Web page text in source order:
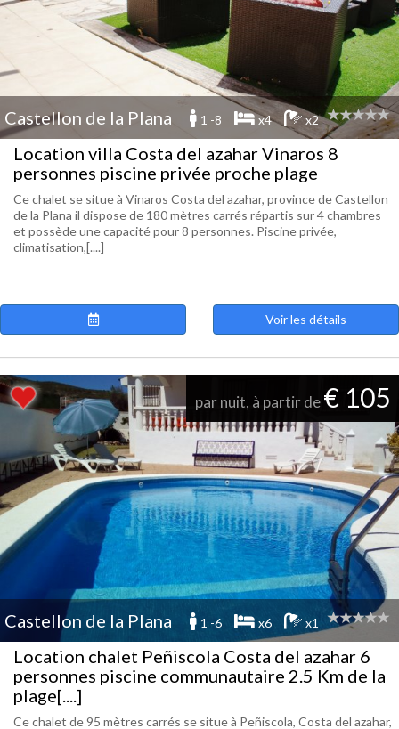
Castellon de la Plana 1 -8 x4 x2
Location villa Costa del azahar Vinaros 8
personnes piscine privée proche plage
Ce chalet se situe à Vinaros Costa del azahar, province de Castellon
de la Plana il dispose de 180 mètres carrés répartis sur 4 chambres
et possède une capacité pour 8 personnes. Piscine privée,
climatisation,[....]
Voir les détails
par nuit, à partir de€ 105
Castellon de la Plana 1 -6 x6 x1
Location chalet Peñiscola Costa del azahar 6
personnes piscine communautaire 2.5 Km de la
plage[....]
Ce chalet de 95 mètres carrés se situe à Peñiscola, Costa del azahar,